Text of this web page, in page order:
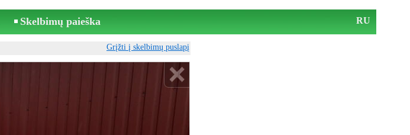
Skelbimų paieška RU
Grįžti į skelbimų puslapį